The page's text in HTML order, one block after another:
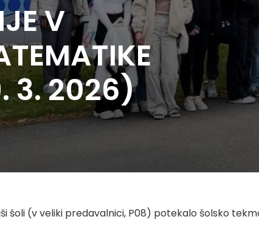
V
3. 2026)
šoli (v veliki predavalnici, P08) potekalo šolsko